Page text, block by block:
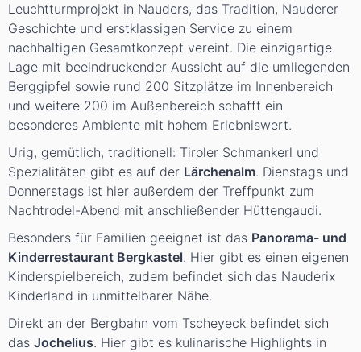
Leuchtturmprojekt in Nauders, das Tradition, Nauderer
Geschichte und erstklassigen Service zu einem
nachhaltigen Gesamtkonzept vereint. Die einzigartige
Lage mit beeindruckender Aussicht auf die umliegenden
Berggipfel sowie rund 200 Sitzplätze im Innenbereich
und weitere 200 im Außenbereich schafft ein
besonderes Ambiente mit hohem Erlebniswert.
Urig, gemütlich, traditionell: Tiroler Schmankerl und
Spezialitäten gibt es auf der Lärchenalm. Dienstags und
Donnerstags ist hier außerdem der Treffpunkt zum
Nachtrodel-Abend mit anschließender Hüttengaudi.
Besonders für Familien geeignet ist das Panorama- und
Kinderrestaurant Bergkastel. Hier gibt es einen eigenen
Kinderspielbereich, zudem befindet sich das Nauderix
Kinderland in unmittelbarer Nähe.
Direkt an der Bergbahn vom Tscheyeck befindet sich
das Jochelius. Hier gibt es kulinarische Highlights in